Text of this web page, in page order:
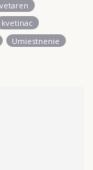
kvetinac
Umiestnenie